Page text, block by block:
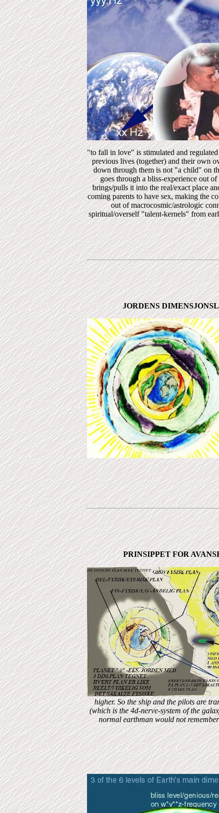
"to fall in love" is stimulated and
previous lives (together) and their own
down through them is not "a child" on
goes through a bliss-experience out
brings/pulls it into the real/exact place
coming parents to have sex, making the
out of macrocosmic/astrologic
spiritual/overself "talent-kernels" from
JORDENS
PRINSIPPET FOR
higher. So the ship and the pilots are
(which is the 4d-nerve-system of the
normal earthman would not